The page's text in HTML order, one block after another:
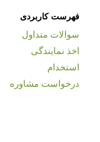
فهرست کاربردی
سوالات متداول
اخذ نمایندگی
استخدام
درخواست مشاوره